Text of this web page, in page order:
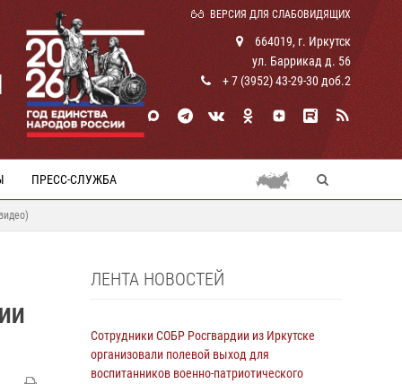
ВЕРСИЯ ДЛЯ СЛАБОВИДЯЩИХ
664019, г. Иркутск
ул. Баррикад д. 56
+ 7 (3952) 43-29-30 доб.2
ПРЕСС-СЛУЖБА
ЛЕНТА НОВОСТЕЙ
Сотрудники СОБР Росгвардии из Иркутске
организовали полевой выход для
воспитанников военно-патриотического